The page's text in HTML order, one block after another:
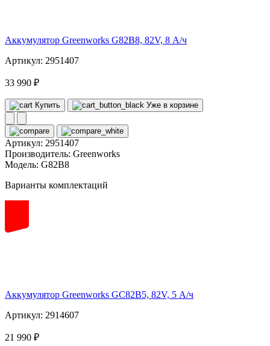
Аккумулятор Greenworks G82B8, 82V, 8 А/ч
Артикул: 2951407
33 990 ₽
Купить Уже в корзине
Артикул: 2951407
Производитель: Greenworks
Модель: G82B8
Варианты комплектаций
Аккумулятор Greenworks GC82B5, 82V, 5 А/ч
Артикул: 2914607
21 990 ₽